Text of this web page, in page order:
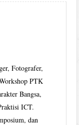
Fotografer,
PTK
Bangsa,
ICT.
dan